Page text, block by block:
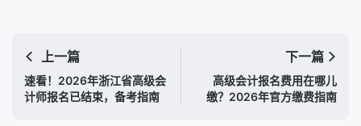
上一篇
速看！2026年浙江省高级会
计师报名已结束，备考指南
下一篇
高级会计报名费用在哪儿
缴？2026年官方缴费指南